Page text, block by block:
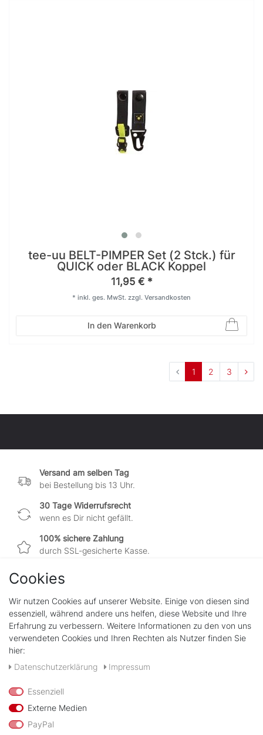
tee-uu BELT-PIMPER Set (2 Stck.) für
QUICK oder BLACK Koppel
11,95 € *
In den Warenkorb
* inkl. ges. MwSt. zzgl. Versandkosten
1 2 3
Versand am selben Tag
bei Bestellung bis 13 Uhr.
30 Tage Widerrufsrecht
wenn es Dir nicht gefällt.
100% sichere Zahlung
durch SSL-gesicherte Kasse.
Shop
Kontakt
Rechtliches
Widerrufs­recht
Daten­schutz­erklärung
AGB
Zahlungsarten
Cookies
Wir nutzen Cookies auf unserer Website. Einige von diesen sind
essenziell, während andere uns helfen, diese Website und Ihre
Erfahrung zu verbessern. Weitere Informationen zu den von uns
verwendeten Cookies und Ihren Rechten als Nutzer finden Sie
hier:
Daten­schutz­erklärung
Impressum
Essenziell
Externe Medien
PayPal